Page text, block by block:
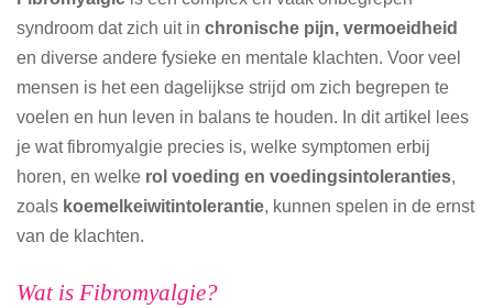
syndroom dat zich uit in chronische pijn, vermoeidheid
en diverse andere fysieke en mentale klachten. Voor veel
mensen is het een dagelijkse strijd om zich begrepen te
voelen en hun leven in balans te houden. In dit artikel lees
je wat fibromyalgie precies is, welke symptomen erbij
horen, en welke rol voeding en voedingsintoleranties,
zoals koemelkeiwitintolerantie, kunnen spelen in de ernst
van de klachten.
Wat is Fibromyalgie?